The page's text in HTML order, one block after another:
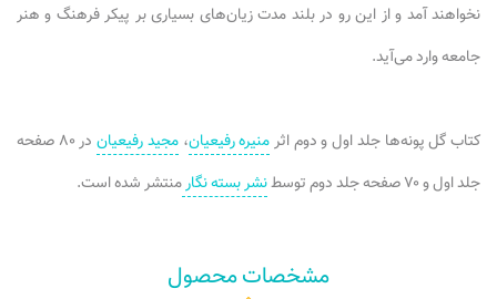
نخواهند آمد و از این رو در بلند مدت زیان‌های بسیاری بر پیکر فرهنگ و هنر
جامعه وارد می‌آید.
کتاب گل پونه‌ها جلد اول و دوم اثر منیره رفیعیان،مجید رفیعیان
در ۸۰ صفحه
جلد اول و ۷۰ صفحه جلد دوم توسط
نشر بسته نگارمنتشر شده است.
مشخصات محصول